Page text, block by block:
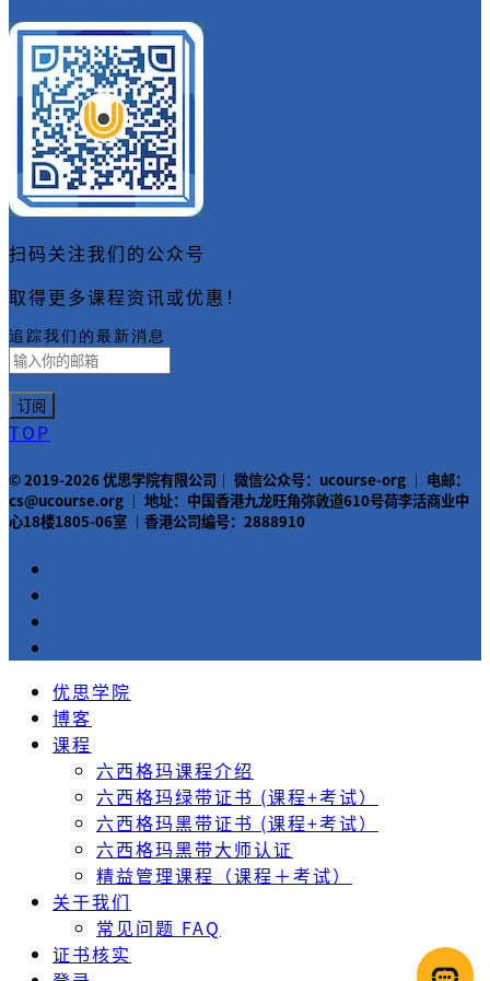
扫码关注我们的公众号
取得更多课程资讯或优惠！
追踪我们的最新消息
TOP
© 2019-2026 优思学院有限公司｜ 微信公众号：ucourse-org ｜ 电邮：
cs@ucourse.org ｜ 地址：中国香港九龙旺角弥敦道610号荷李活商业中
心18楼1805-06室 ｜香港公司编号：2888910
优思学院
博客
课程
六西格玛课程介绍
六西格玛绿带证书 (课程+考试）
六西格玛黑带证书 (课程+考试）
六西格玛黑带大师认证
精益管理课程（课程＋考试）
关于我们
常见问题 FAQ
证书核实